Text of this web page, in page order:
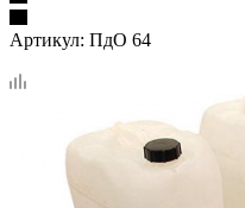
Артикул: ПдО 64